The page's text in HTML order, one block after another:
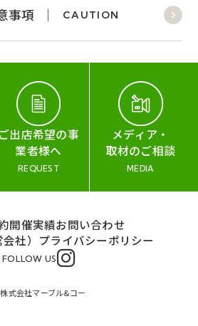
事項 CAUTION
ご出店希望の事
業者様へ
REQUEST
メディア・
取材のご相談
MEDIA
開催実績お問い合わせ
社） プライバシーポリシー
FOLLOW US
式会社マーブル&コー